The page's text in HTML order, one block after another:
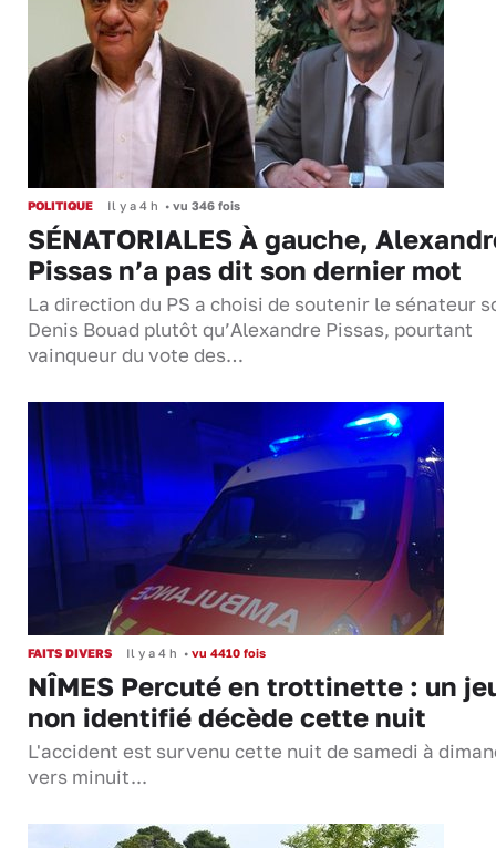
POLITIQUE Il y a 4 h • vu 346 fois
SÉNATORIALES À gauche,
Pissas n’a pas dit son dernier mot
La direction du PS a choisi de soutenir le sénateur
Denis Bouad plutôt qu’Alexandre Pissas, pourtant
vainqueur du vote des…
FAITS DIVERS Il y a 4 h • vu 4410 fois
NÎMES Percuté en trottinette : un
non identifié décède cette nuit
L'accident est survenu cette nuit de samedi à
vers minuit...